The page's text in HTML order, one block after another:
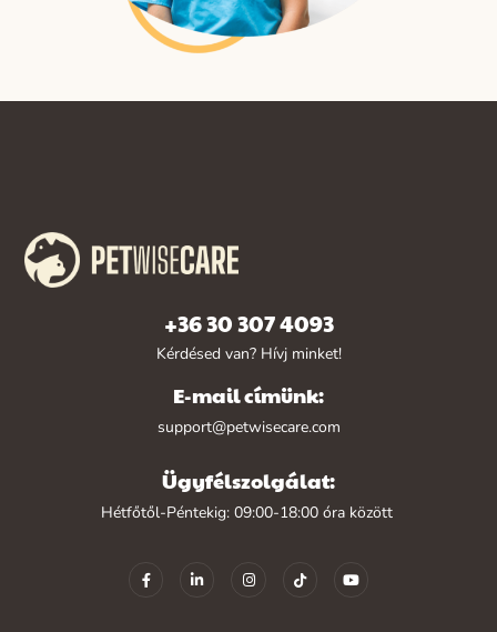
+36 30 307 4093
Kérdésed van? Hívj minket!
E-mail címünk:
support@petwisecare.com
Ügyfélszolgálat:
Hétfőtől-Péntekig: 09:00-18:00 óra között